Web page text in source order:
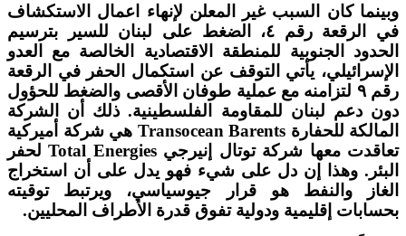
وبينما كان السبب غير المعلن لإنهاء اعمال الاستكشاف
في الرقعة رقم ٤، الضغط على لبنان للسير بترسيم
الحدود الجنوبية للمنطقة الاقتصادية الخالصة مع العدو
الإسرائيلي، يأتي التوقف عن استكمال الحفر في الرقعة
رقم ٩ لتزامنه مع عملية طوفان الأقصى والضغط للحؤول
دون دعم لبنان للمقاومة الفلسطينية. ذلك أن الشركة
المالكة للحفارة Transocean Barents هي شركة أميركية
تعاقدت معها شركة توتال إنيرجي Total Energies لحفر
البئر. وهذا إن دل على شيء فهو يدل على أن استخراج
الغاز والنفط هو قرار جيوسياسي، ويرتبط توقيته
بحسابات إقليمية ودولية تفوق قدرة الأطراف المحليين.